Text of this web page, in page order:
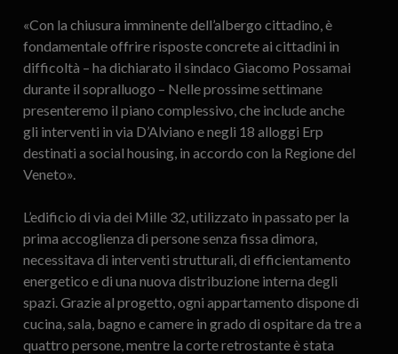
«Con la chiusura imminente dell’albergo cittadino, è
fondamentale offrire risposte concrete ai cittadini in
difficoltà – ha dichiarato il sindaco Giacomo Possamai
durante il sopralluogo – Nelle prossime settimane
presenteremo il piano complessivo, che include anche
gli interventi in via D’Alviano e negli 18 alloggi Erp
destinati a social housing, in accordo con la Regione del
Veneto».
L’edificio di via dei Mille 32, utilizzato in passato per la
prima accoglienza di persone senza fissa dimora,
necessitava di interventi strutturali, di efficientamento
energetico e di una nuova distribuzione interna degli
spazi. Grazie al progetto, ogni appartamento dispone di
cucina, sala, bagno e camere in grado di ospitare da tre a
quattro persone, mentre la corte retrostante è stata